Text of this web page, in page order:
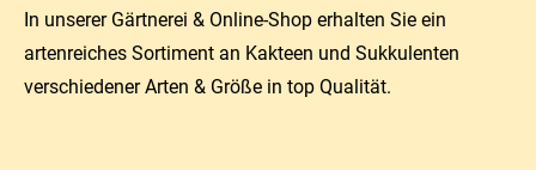
In unserer Gärtnerei & Online-Shop erhalten Sie ein
artenreiches Sortiment an Kakteen und Sukkulenten
verschiedener Arten & Größe in top Qualität.